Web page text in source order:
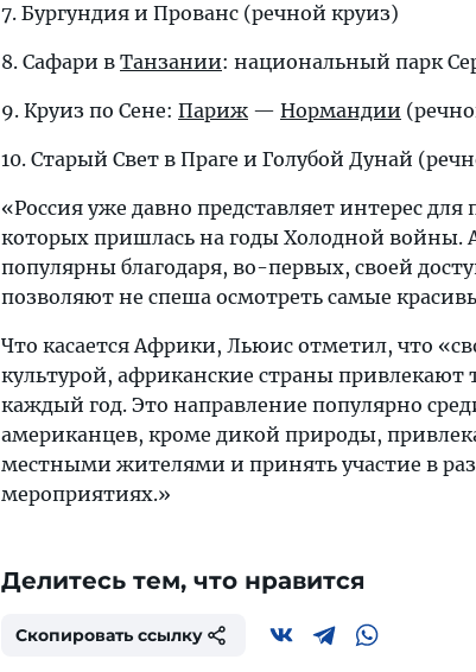
7. Бургундия и Прованс (речной круиз)
8. Сафари в Танзании: национальный парк
9. Круиз по Сене: Париж — Нормандии
10. Старый Свет в Праге и Голубой Дунай
«Россия уже давно представляет интерес
которых пришлась на годы Холодной войны.
популярны благодаря, во-первых, своей
позволяют не спеша осмотреть самые
Что касается Африки, Льюис отметил, что
культурой, африканские страны привлекают
каждый год. Это направление популярно
американцев, кроме дикой природы,
местными жителями и принять участие в
мероприятиях.»
Делитесь тем, что нравится
Скопировать ссылку